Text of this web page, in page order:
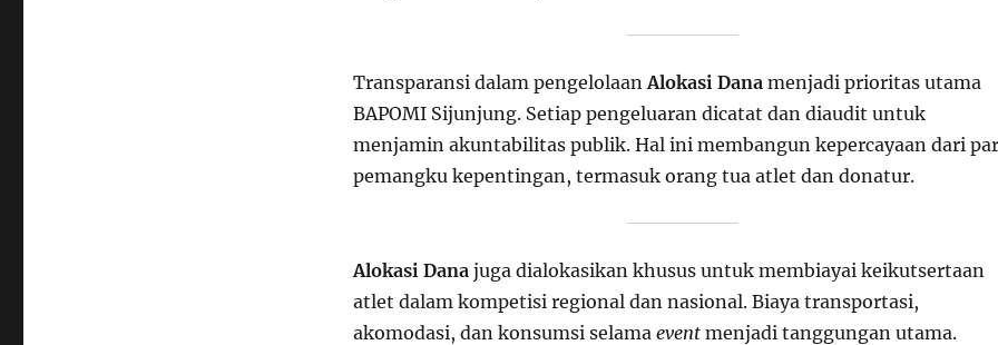
Transparansi dalam pengelolaanAlokasi Danamenjadi prioritas utama
BAPOMI Sijunjung. Setiap pengeluaran dicatat dan diaudit untuk
menjamin akuntabilitas publik. Hal ini membangun kepercayaan dari
pemangku kepentingan, termasuk orang tua atlet dan donatur.
Alokasi Danajuga dialokasikan khusus untuk membiayai keikutsertaan
atlet dalam kompetisi regional dan nasional. Biaya transportasi,
akomodasi, dan konsumsi selama eventmenjadi tanggungan utama.